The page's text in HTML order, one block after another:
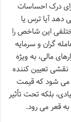
درک احساسات
دهد آیا ترس یا
این شاخص را
گران و سرمایه
مالی، به ویژه
نقشی تعیین کننده
می شود که قیمت
بلکه تحت تأثیر
قعر می رود.